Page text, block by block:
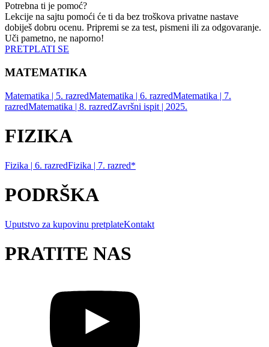
Potrebna ti je pomoć?
Lekcije na sajtu pomoći će ti da bez troškova privatne nastave
dobiješ dobru ocenu. Pripremi se za test, pismeni ili za odgovaranje.
Uči pametno, ne naporno!
PRETPLATI SE
MATEMATIKA
Matematika | 5. razredMatematika | 6. razredMatematika | 7.
razredMatematika | 8. razredZavršni ispit | 2025.
FIZIKA
Fizika | 6. razredFizika | 7. razred*
PODRŠKA
Uputstvo za kupovinu pretplateKontakt
PRATITE NAS